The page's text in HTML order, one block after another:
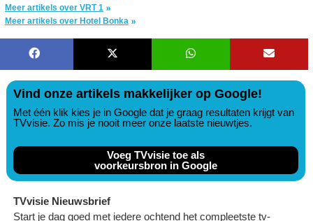
Meer artikels over VRT 1
Meer artikels over Hotel Bonka
Vind onze artikels makkelijker op Google!
Met één klik kies je in Google dat je graag resultaten krijgt van
TVvisie. Zo mis je nooit meer onze laatste nieuwtjes.
Voeg TVvisie toe als
voorkeursbron in Google
TVvisie Nieuwsbrief
Start je dag goed met iedere ochtend het compleetste tv-